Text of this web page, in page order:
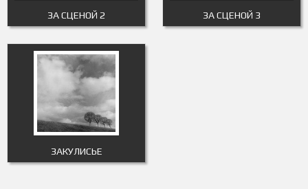
ЗА СЦЕНОЙ 2 ЗА СЦЕНОЙ 3
ЗАКУЛИСЬЕ